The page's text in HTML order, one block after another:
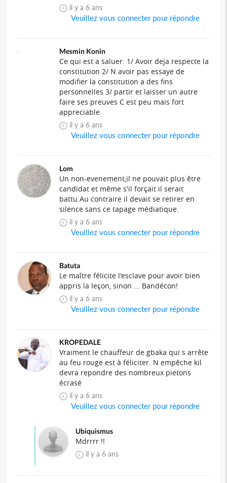
il y a 6 ans
Veuillez vous connecter pour répondre
Mesmin Konin
Ce qui est a saluer: 1/ Avoir deja respecte la
constitution 2/ N avoir pas essaye de
modifier la constitution a des fins
personnelles 3/ partir et laisser un autre
faire ses preuves C est peu mais fort
appreciable.
il y a 6 ans
Veuillez vous connecter pour répondre
Lom
Un non-evenement,il ne pouvait plus être
candidat et même s'il forçait il serait
battu.Au contraire il devait se retirer en
silence sans ce tapage médiatique.
il y a 6 ans
Veuillez vous connecter pour répondre
Batuta
Le maître félicite l'esclave pour avoir bien
appris la leçon, sinon ... Bandécon!
il y a 6 ans
Veuillez vous connecter pour répondre
KROPEDALE
Vraiment le chauffeur de gbaka qui s arrête
au feu rouge est à féliciter. N empêche kil
devra repondre des nombreux pietons
écrasé
il y a 6 ans
Veuillez vous connecter pour répondre
Ubiquismus
Mdrrrr !!
il y a 6 ans